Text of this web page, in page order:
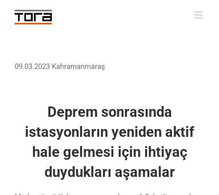
content
09.03.2023 Kahramanmaraş
Deprem sonrasında
istasyonların yeniden aktif
hale gelmesi için ihtiyaç
duydukları aşamalar